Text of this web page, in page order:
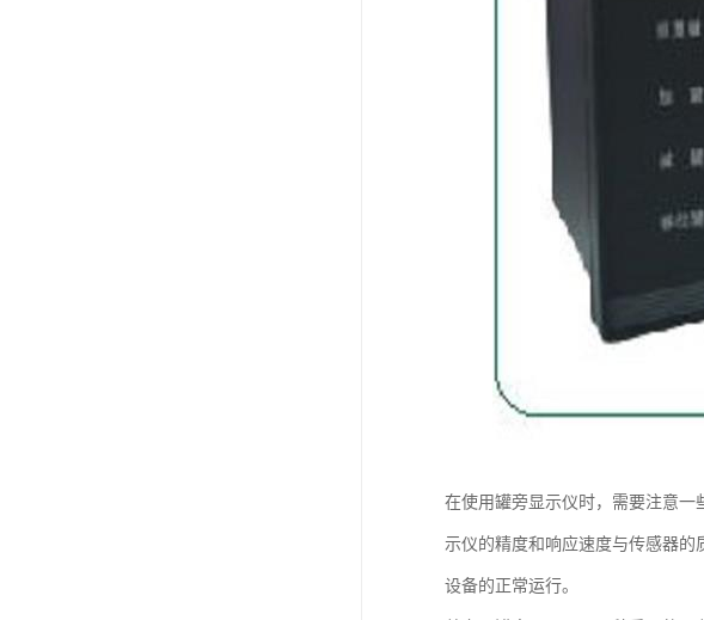
在使用罐旁显示仪时，需要注意一
示仪的精度和响应速度与传感器
设备的正常运行。